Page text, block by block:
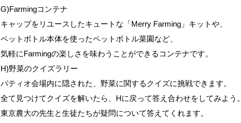
G)Farmingコンテナ
キャップをリユースしたキュートな「Merry Farming」キットや、
ペットボトル本体を使ったペットボトル菜園など、
気軽にFarmingの楽しさを味わうことができるコンテナです。
H)野菜のクイズラリー
パティオ会場内に隠された、野菜に関するクイズに挑戦できます。
全て見つけてクイズを解いたら、Hに戻って答え合わせをしてみよう。
東京農大の先生と生徒たちが疑問について答えてくれます。